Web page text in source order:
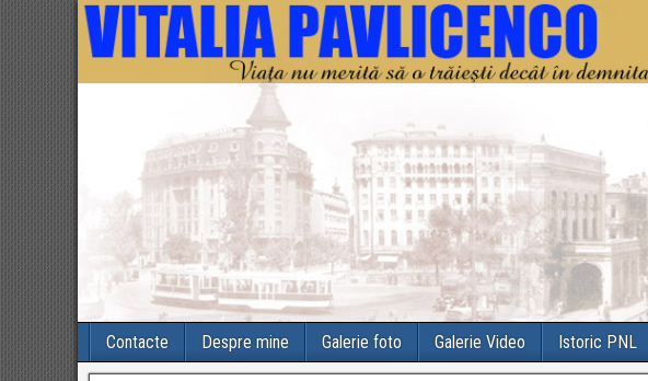
Contacte Despre mine Galerie foto Galerie Video Istoric PNL